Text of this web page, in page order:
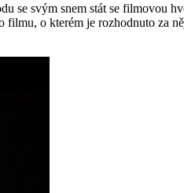
svým snem stát se filmovou
filmu, o kterém je rozhodnuto